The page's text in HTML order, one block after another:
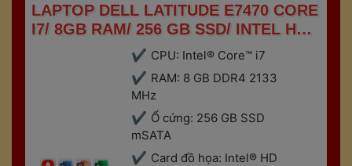
LAPTOP DELL LATITUDE E7470 CORE
I7/ 8GB RAM/ 256 GB SSD/ INTEL HD
520/ TOUCH SCREEN CPU: Intel® Core™ i7
RAM: 8 GB DDR4 2133
MHz
Ổ cứng: 256 GB SSD
mSATA
Card đồ họa: Intel® HD